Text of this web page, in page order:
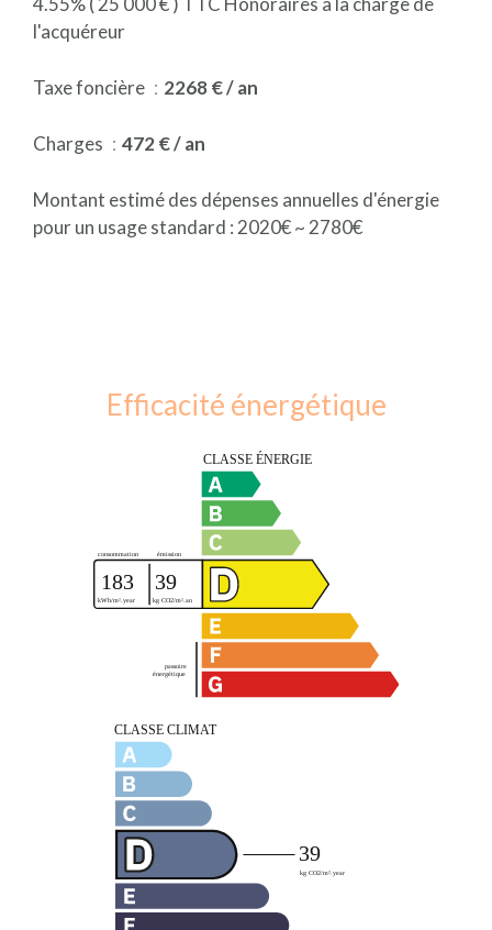
l'acquéreur
Taxe foncière 2268 € / an
Charges 472 € / an
Montant estimé des dépenses annuelles d'énergie
pour un usage standard : 2020€ ~ 2780€
Efficacité énergétique